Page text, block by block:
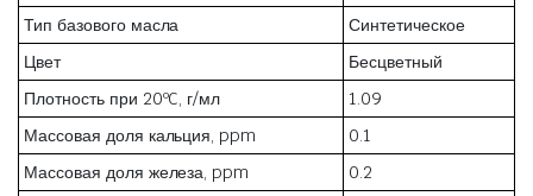
Тип базового масла
Синтетическое
Цвет
Бесцветный
Плотность при 20ºC, г/мл
1.09
Массовая доля кальция, ppm
0.1
Массовая доля железа, ppm
0.2